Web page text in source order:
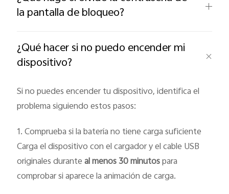
la pantalla de bloqueo?
¿Qué hacer si no puedo encender mi
dispositivo?
Si no puedes encender tu dispositivo, identifica el
problema siguiendo estos pasos:
1. Comprueba si la batería no tiene carga suficiente
Carga el dispositivo con el cargador y el cable USB
originales duranteal menos 30 minutospara
comprobar si aparece la animación de carga.